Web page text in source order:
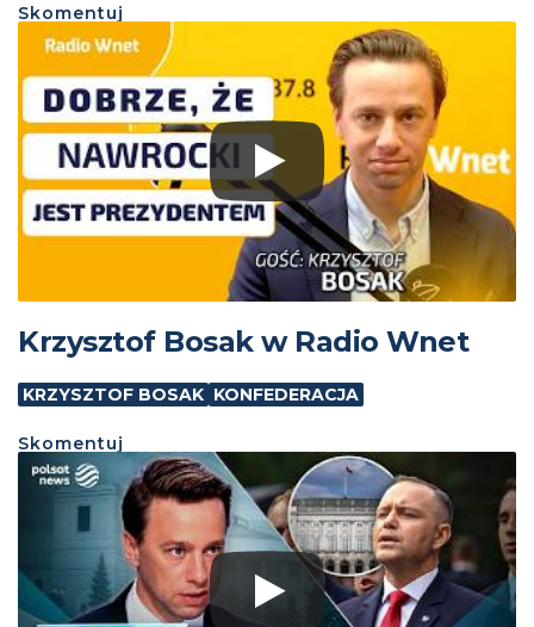
Skomentuj
Krzysztof Bosak w Radio Wnet
KRZYSZTOF BOSAK KONFEDERACJA
Skomentuj